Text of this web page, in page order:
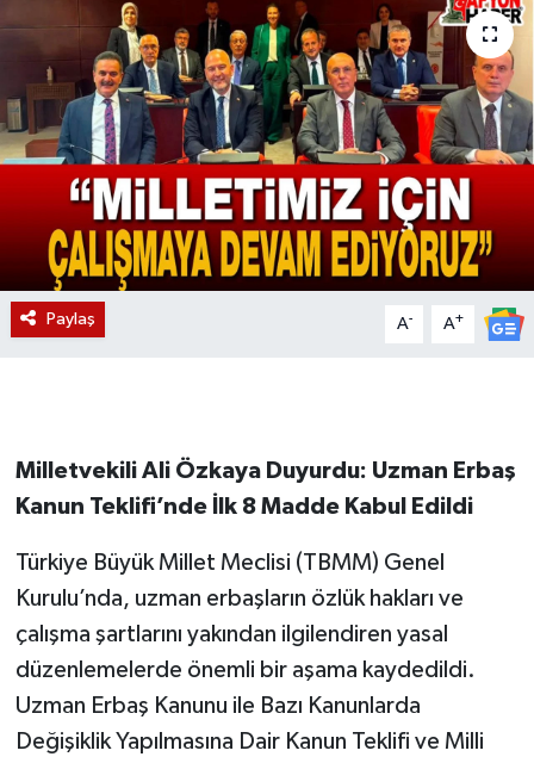
Paylaş A- A+
Milletvekili Ali Özkaya Duyurdu: Uzman Erbaş
Kanun Teklifi’nde İlk 8 Madde Kabul Edildi
Türkiye Büyük Millet Meclisi (TBMM) Genel
Kurulu’nda, uzman erbaşların özlük hakları ve
çalışma şartlarını yakından ilgilendiren yasal
düzenlemelerde önemli bir aşama kaydedildi.
Uzman Erbaş Kanunu ile Bazı Kanunlarda
Değişiklik Yapılmasına Dair Kanun Teklifi ve Milli